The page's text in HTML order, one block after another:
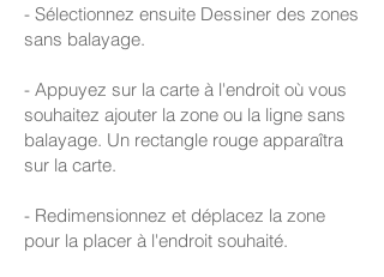
- Sélectionnez ensuite Dessiner des zones
sans balayage.
- Appuyez sur la carte à l'endroit où vous
souhaitez ajouter la zone ou la ligne sans
balayage. Un rectangle rouge apparaîtra
sur la carte.
- Redimensionnez et déplacez la zone
pour la placer à l'endroit souhaité.